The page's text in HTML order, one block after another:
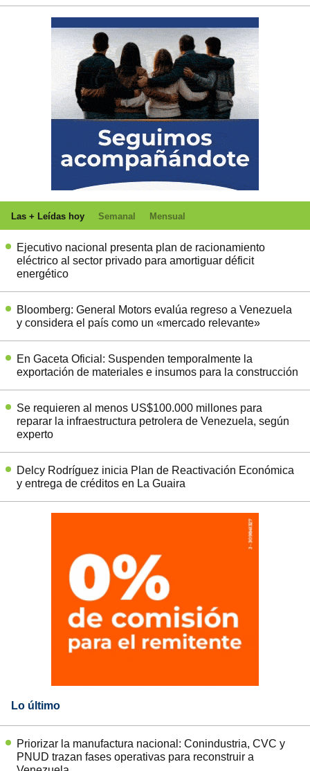
Las + Leídas hoy Semanal Mensual
Ejecutivo nacional presenta plan de racionamiento
eléctrico al sector privado para amortiguar déficit
energético
Bloomberg: General Motors evalúa regreso a Venezuela
y considera el país como un «mercado relevante»
En Gaceta Oficial: Suspenden temporalmente la
exportación de materiales e insumos para la construcción
Se requieren al menos US$100.000 millones para
reparar la infraestructura petrolera de Venezuela, según
experto
Delcy Rodríguez inicia Plan de Reactivación Económica
y entrega de créditos en La Guaira
Lo último
Priorizar la manufactura nacional: Conindustria, CVC y
PNUD trazan fases operativas para reconstruir a